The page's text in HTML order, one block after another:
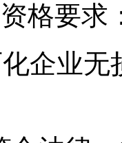
格要求
企业